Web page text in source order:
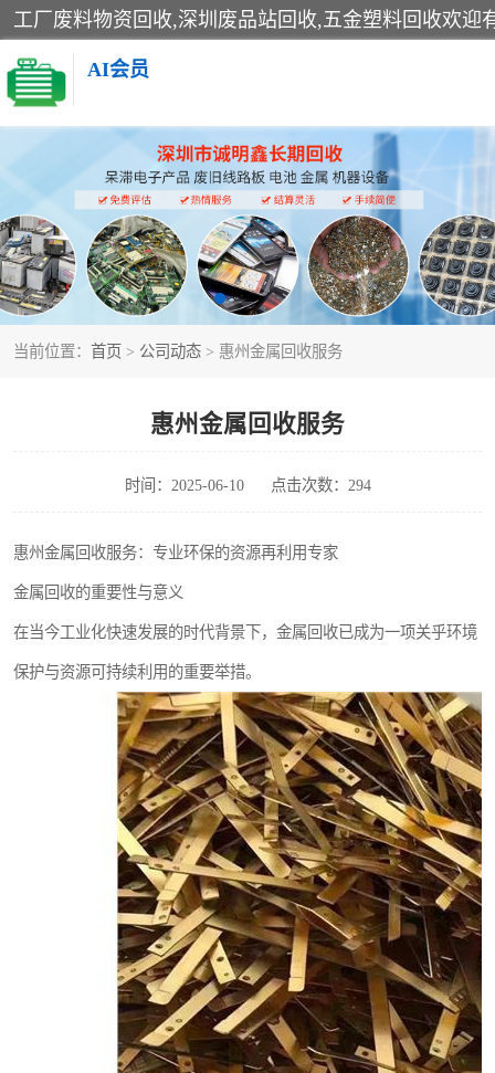
AI会员
当前位置： 首页 > 公司动态 > 惠州金属回收服务
惠州金属回收服务
时间：2025-06-10 点击次数：294
惠州金属回收服务：专业环保的资源再利用专家
金属回收的重要性与意义
在当今工业化快速发展的时代背景下，金属回收已成为一项关乎环境
保护与资源可持续利用的重要举措。
线路板回收
电子产品回收
金属回收